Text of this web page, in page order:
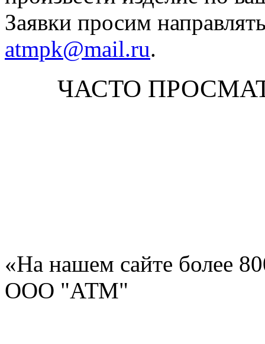
Заявки просим
atmpk@mail.ru.
ЧАСТО
«На нашем сайте более
ООО "АТМ"